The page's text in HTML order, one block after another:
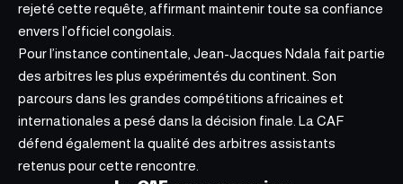
rejeté cette requête, affirmant maintenir toute sa confiance
envers l’officiel congolais.
Pour l’instance continentale, Jean-Jacques Ndala fait partie
des arbitres les plus expérimentés du continent. Son
parcours dans les grandes compétitions africaines et
internationales a pesé dans la décision finale. La CAF
défend également la qualité des arbitres assistants
retenus pour cette rencontre.